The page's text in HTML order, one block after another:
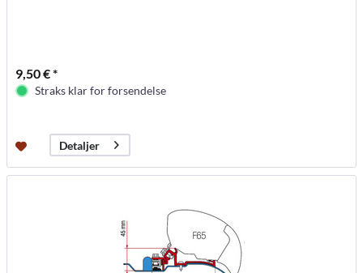
9,50 € *
Straks klar for forsendelse
Detaljer